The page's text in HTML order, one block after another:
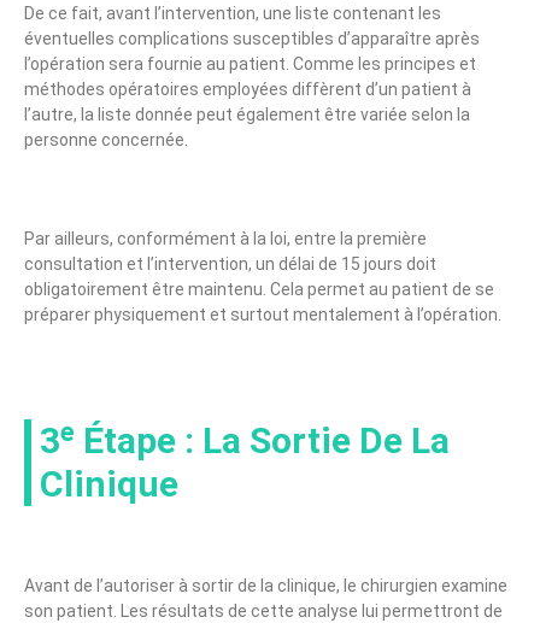
De ce fait, avant l’intervention, une liste contenant les
éventuelles complications susceptibles d’apparaître après
l’opération sera fournie au patient. Comme les principes et
méthodes opératoires employées diffèrent d’un patient à
l’autre, la liste donnée peut également être variée selon la
personne concernée.
Par ailleurs, conformément à la loi, entre la première
consultation et l’intervention, un délai de 15 jours doit
obligatoirement être maintenu. Cela permet au patient de se
préparer physiquement et surtout mentalement à l’opération.
3ᵉ Étape : La Sortie De La
Clinique
Avant de l’autoriser à sortir de la clinique, le chirurgien examine
son patient. Les résultats de cette analyse lui permettront de